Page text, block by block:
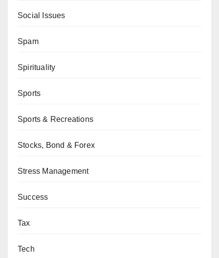
Social Issues
Spam
Spirituality
Sports
Sports & Recreations
Stocks, Bond & Forex
Stress Management
Success
Tax
Tech